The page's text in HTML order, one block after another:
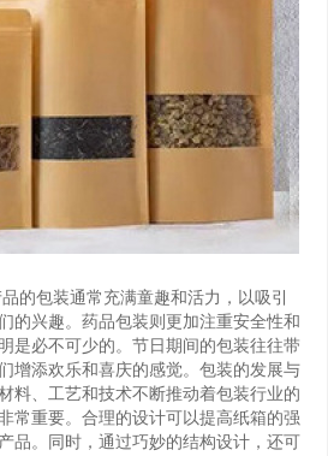
品的包装通常充满童趣和活力，以吸引
的兴趣。药品包装则更加注重安全性和
是必不可少的。节日期间的包装往往带
增添欢乐和喜庆的感觉。包装的发展与
料、工艺和技术不断推动着包装行业的
常重要。合理的设计可以提高纸箱的强
品。同时，通过巧妙的结构设计，还可